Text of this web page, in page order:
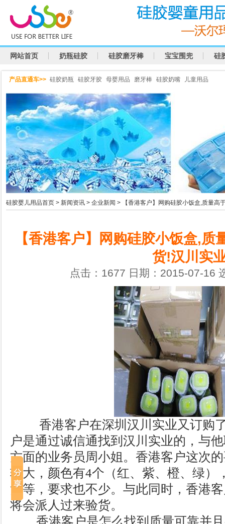
网站首页 奶瓶硅胶 硅胶磨牙棒 宝宝围兜 硅
产品直通车>> 硅胶奶瓶 硅胶牙胶 母婴用品 磨牙棒 硅胶奶嘴 儿童用品
硅胶婴儿用品首页 > 新闻资讯 > 企业新闻 > 【香港客户】网购硅胶小饭盒,质量高
【香港客户】网购硅胶小饭盒,
货!汉川实
点击：1677 日期：2015-07-16
香港客户在深圳汉川实业又订购
户是通过诚信通找到汉川实业的，与
方面的业务员周小姐。香港客户这次
较大，颜色有4个（红、紫、橙、绿）
货等，要求也不少。与此同时，香港
将会派人过来验货。
香港客户是怎么找到质量可靠并